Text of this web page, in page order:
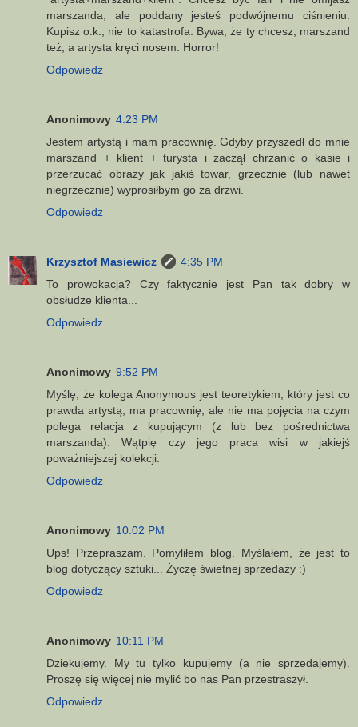
marszanda, ale poddany jesteś podwójnemu ciśnieniu.
Kupisz o.k., nie to katastrofa. Bywa, że ty chcesz, marszand
też, a artysta kręci nosem. Horror!
Odpowiedz
Anonimowy 4:23 PM
Jestem artystą i mam pracownię. Gdyby przyszedł do mnie
marszand + klient + turysta i zaczął chrzanić o kasie i
przerzucać obrazy jak jakiś towar, grzecznie (lub nawet
niegrzecznie) wyprosiłbym go za drzwi.
Odpowiedz
Krzysztof Masiewicz
4:35 PM
To prowokacja? Czy faktycznie jest Pan tak dobry w
obsłudze klienta...
Odpowiedz
Anonimowy 9:52 PM
Myślę, że kolega Anonymous jest teoretykiem, który jest co
prawda artystą, ma pracownię, ale nie ma pojęcia na czym
polega relacja z kupującym (z lub bez pośrednictwa
marszanda). Wątpię czy jego praca wisi w jakiejś
poważniejszej kolekcji.
Odpowiedz
Anonimowy 10:02 PM
Ups! Przepraszam. Pomyliłem blog. Myślałem, że jest to
blog dotyczący sztuki... Życzę świetnej sprzedaży :)
Odpowiedz
Anonimowy 10:11 PM
Dziekujemy. My tu tylko kupujemy (a nie sprzedajemy).
Proszę się więcej nie mylić bo nas Pan przestraszył.
Odpowiedz